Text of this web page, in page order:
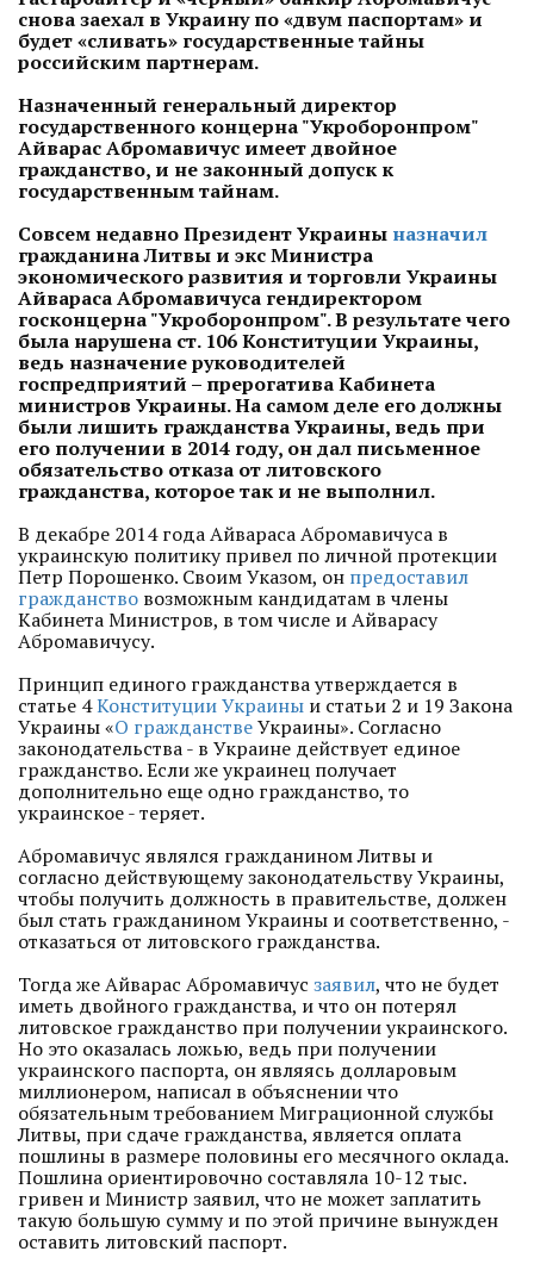
снова заехал в Украину по «двум паспортам» и
будет «сливать» государственные тайны
российским партнерам.
Назначенный генеральный директор
государственного концерна "Укроборонпром"
Айварас Абромавичус имеет двойное
гражданство, и не законный допуск к
государственным тайнам.
Совсем недавно Президент Украины назначил
гражданина Литвы и экс Министра
экономического развития и торговли Украины
Айвараса Абромавичуса гендиректором
госконцерна "Укроборонпром". В результате чего
была нарушена ст. 106 Конституции Украины,
ведь назначение руководителей
госпредприятий – прерогатива Кабинета
министров Украины. На самом деле его должны
были лишить гражданства Украины, ведь при
его получении в 2014 году, он дал письменное
обязательство отказа от литовского
гражданства, которое так и не выполнил.
В декабре 2014 года Айвараса Абромавичуса в
украинскую политику привел по личной протекции
Петр Порошенко. Своим Указом, он предоставил
гражданство возможным кандидатам в члены
Кабинета Министров, в том числе и Айварасу
Абромавичусу.
Принцип единого гражданства утверждается в
статье 4Конституции Украины и статьи 2 и 19 Закона
Украины «О гражданствеУкраины». Согласно
законодательства - в Украине действует единое
гражданство. Если же украинец получает
дополнительно еще одно гражданство, то
украинское - теряет.
Абромавичус являлся гражданином Литвы и
согласно действующему законодательству Украины,
чтобы получить должность в правительстве, должен
был стать гражданином Украины и соответственно, -
отказаться от литовского гражданства.
Тогда же Айварас Абромавичус заявил, что не будет
иметь двойного гражданства, и что он потерял
литовское гражданство при получении украинского.
Но это оказалась ложью, ведь при получении
украинского паспорта, он являясь долларовым
миллионером, написал в объяснении что
обязательным требованием Миграционной службы
Литвы, при сдаче гражданства, является оплата
пошлины в размере половины его месячного оклада.
Пошлина ориентировочно составляла 10-12 тыс.
гривен и Министр заявил, что не может заплатить
такую большую сумму и по этой причине вынужден
оставить литовский паспорт.